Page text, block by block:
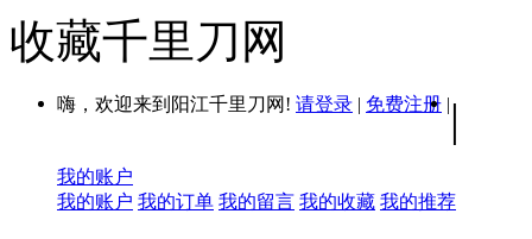
收藏千里刀网
嗨，欢迎来到阳江千里刀网! 请登录 | 免费注册 | |
我的账户
我的账户 我的订单 我的留言 我的收藏 我的推荐